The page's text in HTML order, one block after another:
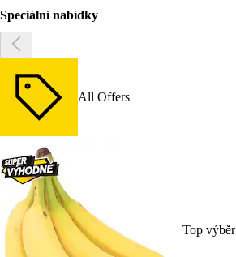
Speciální nabídky
All Offers
Top výběr